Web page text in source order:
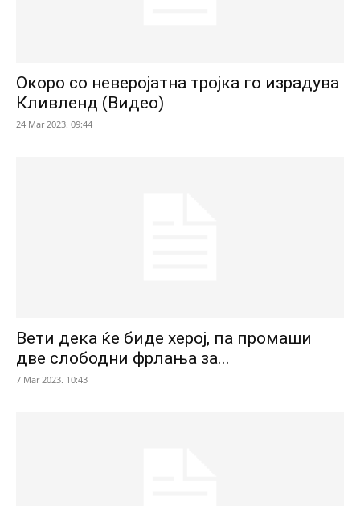
Окоро со неверојатна тројка го израдува
Кливленд (Видео)
24 Mar 2023. 09:44
Вети дека ќе биде херој, па промаши
две слободни фрлања за...
7 Mar 2023. 10:43